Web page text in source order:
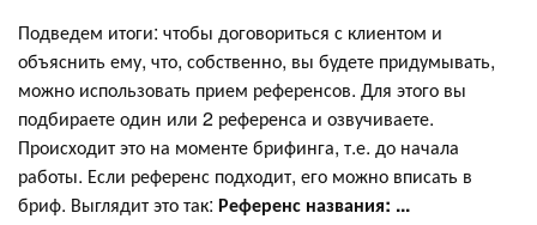
Подведем итоги: чтобы договориться с клиентом и
объяснить ему, что, собственно, вы будете придумывать,
можно использовать прием референсов. Для этого вы
подбираете один или 2 референса и озвучиваете.
Происходит это на моменте брифинга, т.е. до начала
работы. Если референс подходит, его можно вписать в
бриф. Выглядит это так: Референс названия: ...